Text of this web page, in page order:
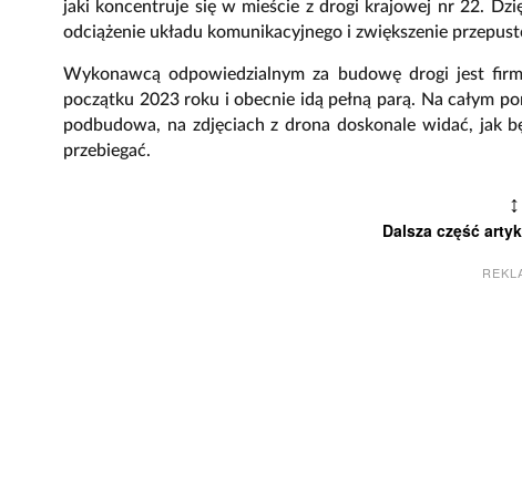
jaki koncentruje się w mieście z drogi krajowej nr 22.
odciążenie układu komunikacyjnego i zwiększenie
Wykonawcą odpowiedzialnym za budowę drogi jest
początku 2023 roku i obecnie idą pełną parą. Na całym
podbudowa, na zdjęciach z drona doskonale widać, jak
przebiegać.
↕
Dalsza część